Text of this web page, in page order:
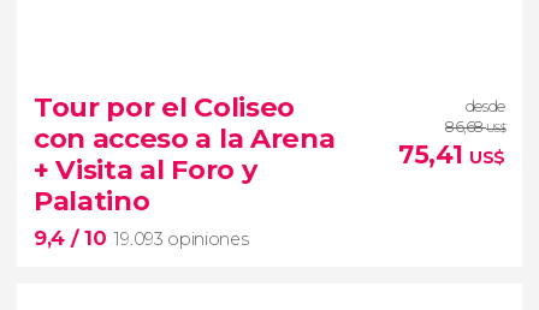
45.529 opiniones
visita guiada por el Coliseo, Foro y Palatino
tour en español 2000 años de historia
Tour por el Coliseo
con acceso a la Arena
+ Visita al Foro y
Palatino
9,4 / 10 19.093 opiniones
desde
86,68US$
75,41 US$